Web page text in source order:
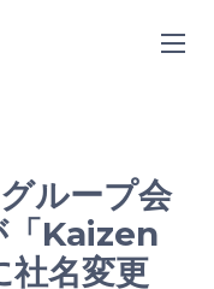
ループ会
「Kaizen
名変更